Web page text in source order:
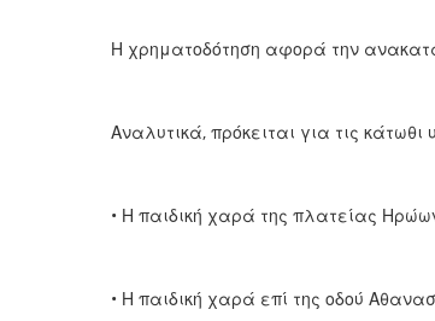
Η χρηματοδότηση αφορά την
Αναλυτικά, πρόκειται για τις
• Η παιδική χαρά της πλατείας
• Η παιδική χαρά επί της οδού